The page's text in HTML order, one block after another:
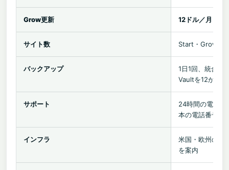
Grow更新 12ドル／月
サイト数 Start・Grow・
バックアップ
1日1回、統合バ
Vaultを12か月
サポート
24時間の電話・
本の電話番号は
インフラ
米国・欧州の自
を案内